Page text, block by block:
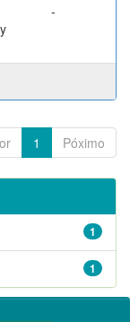
-
1 Póximo
1
1